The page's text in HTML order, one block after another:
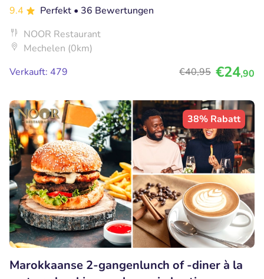
9.4
Perfekt • 36 Bewertungen
NOOR Restaurant
Mechelen (0km)
Verkauft: 479
€40,95 €24,90
38% Rabatt
Marokkaanse 2-gangenlunch of -diner à la